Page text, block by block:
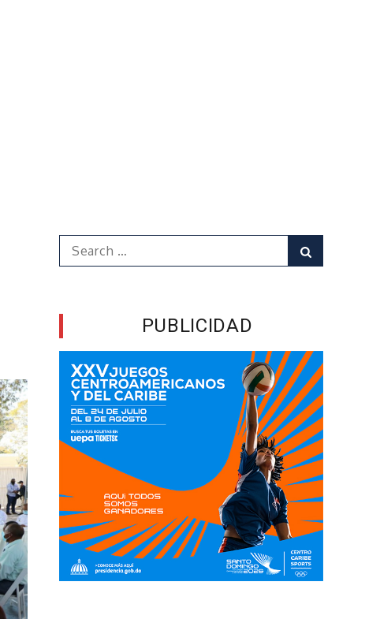
Search
for:
PUBLICIDAD